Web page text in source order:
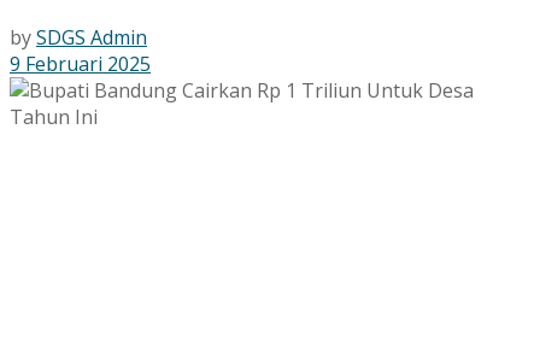
bySDGS Admin
9 Februari 2025